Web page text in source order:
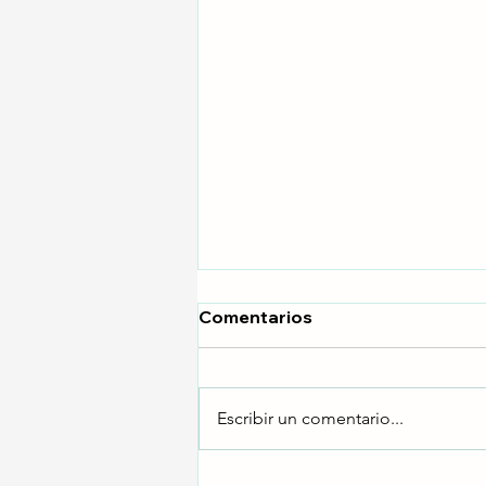
Comentarios
Escribir un comentario...